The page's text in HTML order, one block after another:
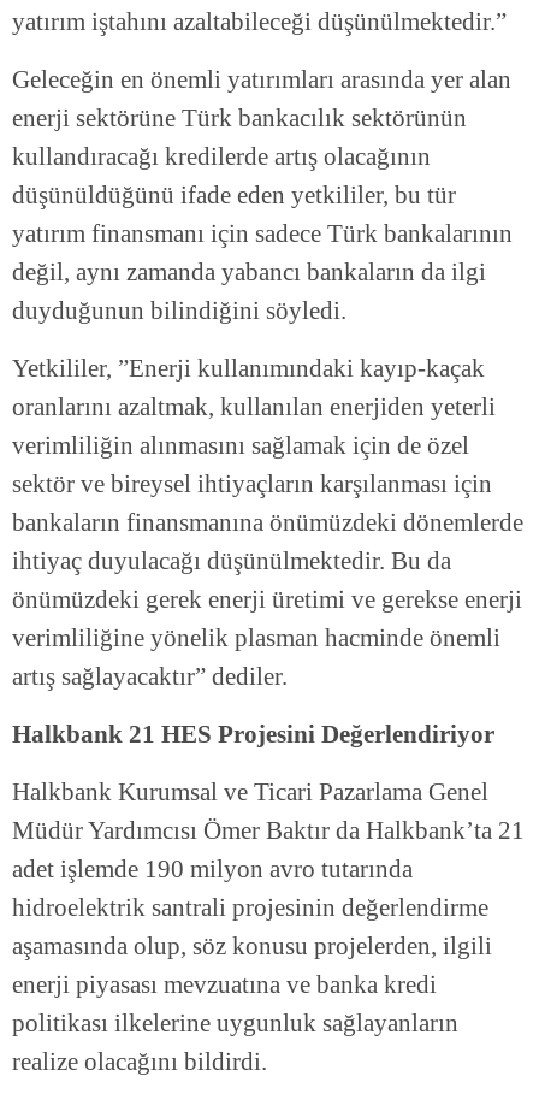
yatırım iştahını azaltabileceği düşünülmektedir.”
Geleceğin en önemli yatırımları arasında yer alan
enerji sektörüne Türk bankacılık sektörünün
kullandıracağı kredilerde artış olacağının
düşünüldüğünü ifade eden yetkililer, bu tür
yatırım finansmanı için sadece Türk bankalarının
değil, aynı zamanda yabancı bankaların da ilgi
duyduğunun bilindiğini söyledi.
Yetkililer, ”Enerji kullanımındaki kayıp-kaçak
oranlarını azaltmak, kullanılan enerjiden yeterli
verimliliğin alınmasını sağlamak için de özel
sektör ve bireysel ihtiyaçların karşılanması için
bankaların finansmanına önümüzdeki dönemlerde
ihtiyaç duyulacağı düşünülmektedir. Bu da
önümüzdeki gerek enerji üretimi ve gerekse enerji
verimliliğine yönelik plasman hacminde önemli
artış sağlayacaktır” dediler.
Halkbank 21 HES Projesini Değerlendiriyor
Halkbank Kurumsal ve Ticari Pazarlama Genel
Müdür Yardımcısı Ömer Baktır da Halkbank’ta 21
adet işlemde 190 milyon avro tutarında
hidroelektrik santrali projesinin değerlendirme
aşamasında olup, söz konusu projelerden, ilgili
enerji piyasası mevzuatına ve banka kredi
politikası ilkelerine uygunluk sağlayanların
realize olacağını bildirdi.